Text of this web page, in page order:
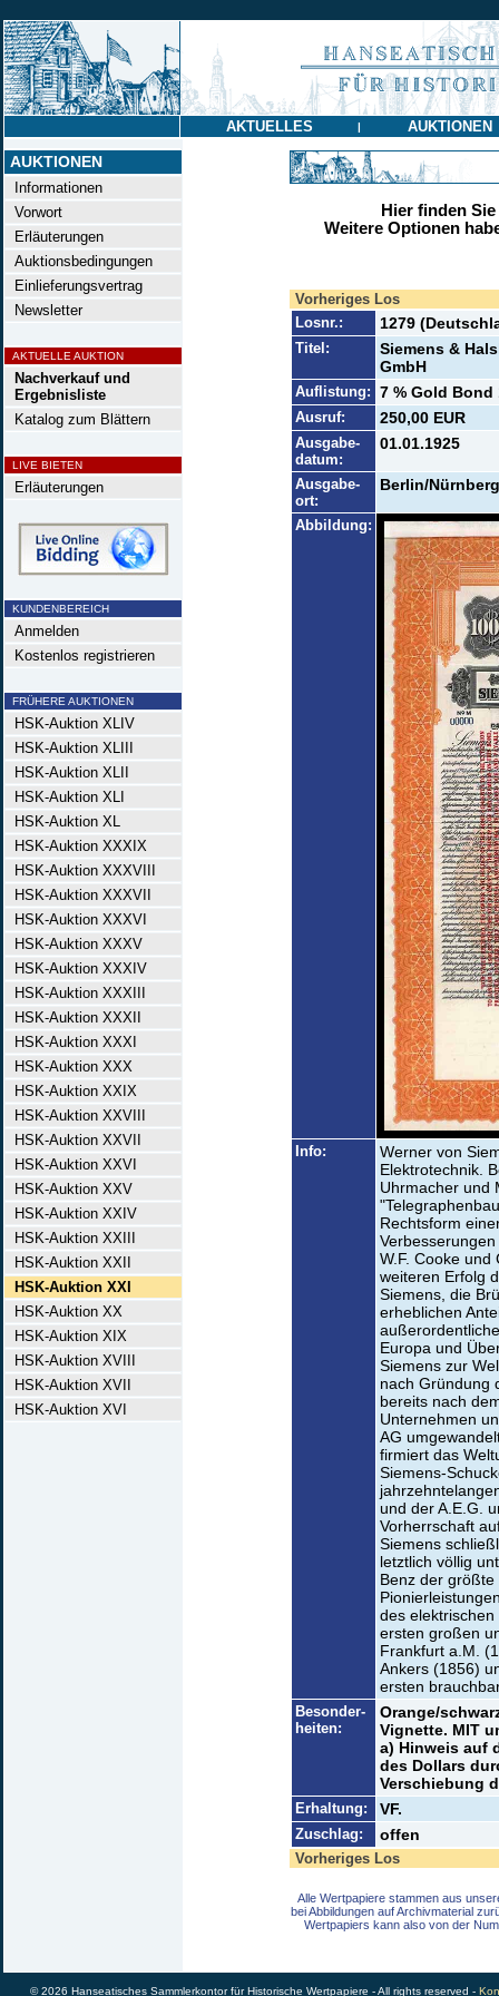
AKTUELLES | AUKTIONEN
AUKTIONEN
Informationen
Vorwort
Erläuterungen
Auktionsbedingungen
Einlieferungsvertrag
Newsletter
AKTUELLE AUKTION
Nachverkauf und
Ergebnisliste
Katalog zum Blättern
LIVE BIETEN
Erläuterungen
KUNDENBEREICH
Anmelden
Kostenlos registrieren
FRÜHERE AUKTIONEN
HSK-Auktion XLIV
HSK-Auktion XLIII
HSK-Auktion XLII
HSK-Auktion XLI
HSK-Auktion XL
HSK-Auktion XXXIX
HSK-Auktion XXXVIII
HSK-Auktion XXXVII
HSK-Auktion XXXVI
HSK-Auktion XXXV
HSK-Auktion XXXIV
HSK-Auktion XXXIII
HSK-Auktion XXXII
HSK-Auktion XXXI
HSK-Auktion XXX
HSK-Auktion XXIX
HSK-Auktion XXVIII
HSK-Auktion XXVII
HSK-Auktion XXVI
HSK-Auktion XXV
HSK-Auktion XXIV
HSK-Auktion XXIII
HSK-Auktion XXII
HSK-Auktion XXI
HSK-Auktion XX
HSK-Auktion XIX
HSK-Auktion XVIII
HSK-Auktion XVII
HSK-Auktion XVI
Hier finden
Weitere Optionen
Vorheriges Los
Losnr.:
1279
Titel:
Siemens &
GmbH
Auflistung: 7 % Gold Bond
Ausruf: 250,00 EUR
Ausgabe-
datum:
01.01.1925
Ausgabe-
ort:
Berlin/Nürnberg
Abbildung:
Info:
Werner von
Elektrotechnik.
Uhrmacher und
Rechtsform
W.F. Cooke und
weiteren Erfolg
Siemens, die
erheblichen
Europa und
Siemens zur
nach Gründung
bereits nach
Unternehmen
AG
firmiert das
Siemens-
und der A.E.G.
Vorherrschaft
Siemens
letztlich völlig
Benz der
des
ersten großen
Frankfurt a.M.
Ankers (1856)
ersten
Besonder-
heiten:
Orange/
Vignette. MIT
a) Hinweis auf
des Dollars
Verschiebung
Erhaltung: VF.
Zuschlag: offen
Vorheriges Los
Alle Wertpapiere stammen aus
bei Abbildungen auf Archivmaterial
Wertpapiers kann also von der
© 2026 Hanseatisches Sammlerkontor für Historische Wertpapiere - All rights reserved -